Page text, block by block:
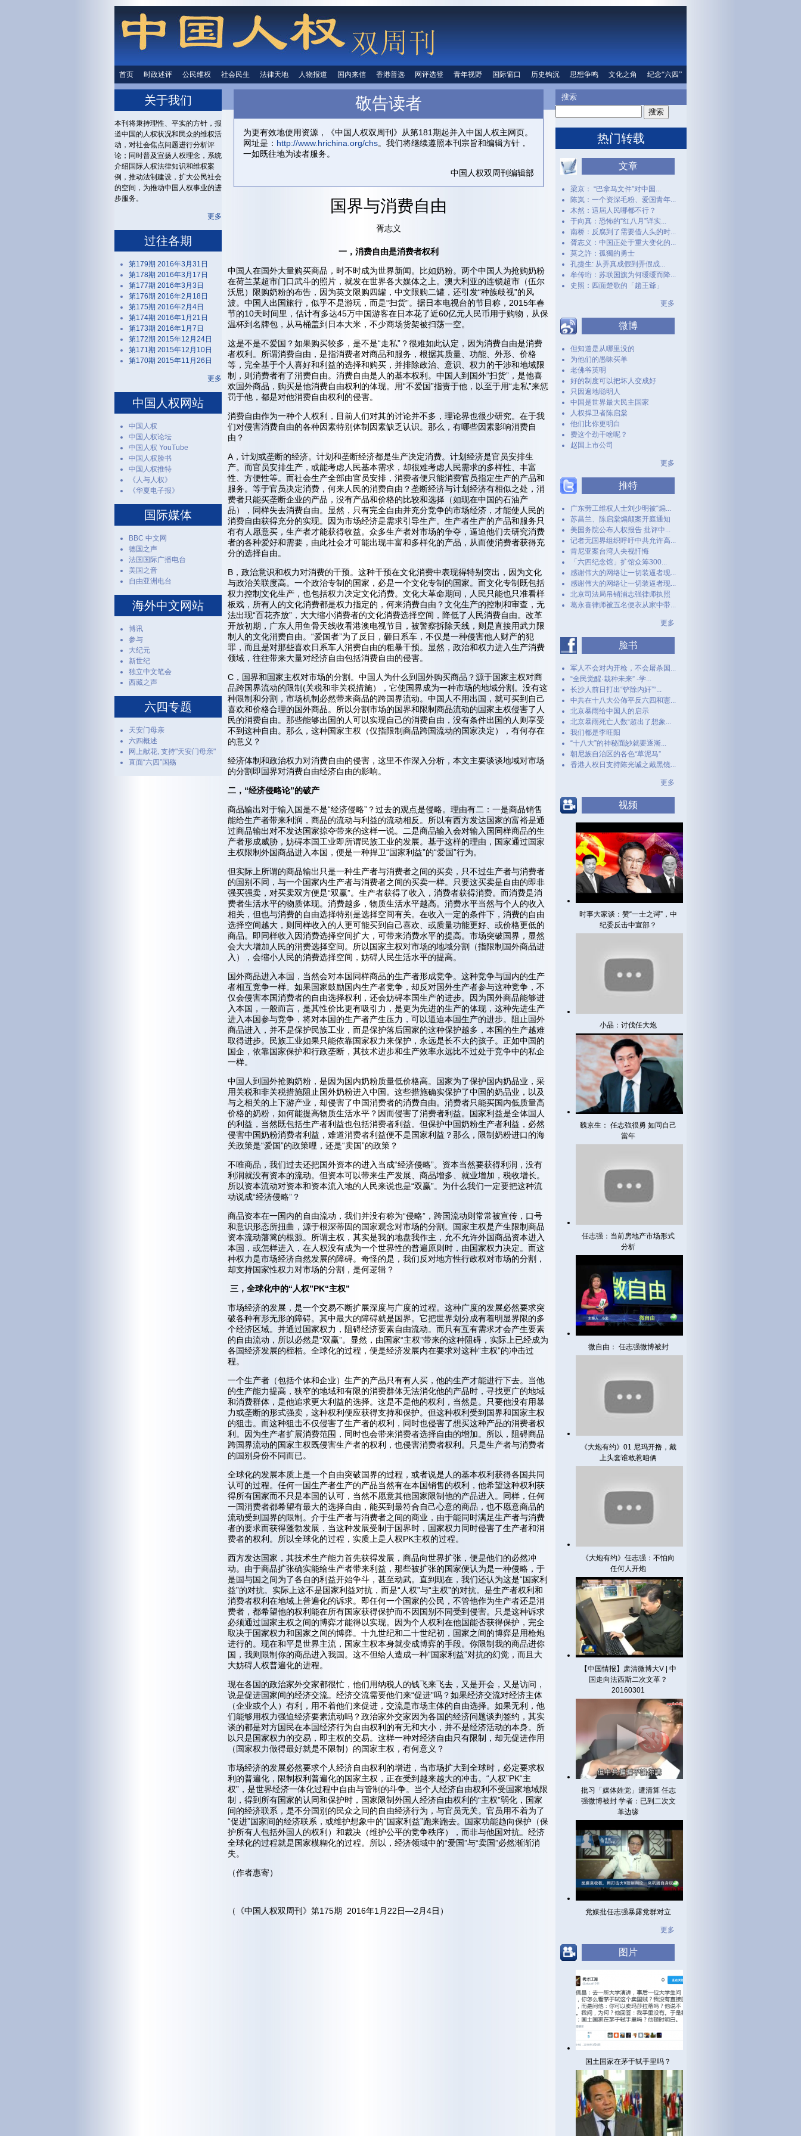
首页 时政述评 公民维权 社会民生 法律天地 人物报道 国内来信 香港普选 网评选登 青年视野 国际窗口 历史钩沉 思想争鸣 文化之角 纪念“六四”
敬告读者
为更有效地使用资源，《中国人权双周刊》从第181期起并入中国人权主网页。
网址是： http://www.hrichina.org/chs。我们将继续遵照本刊宗旨和编辑方针，
一如既往地为读者服务。
中国人权双周刊编辑部
国界与消费自由
胥志义
一，消费自由是消费者权利
中国人在国外大量购买商品，时不时成为世界新闻。比如奶粉。两个中国人为抢购奶粉
在荷兰某超市门口武斗的照片，就发在世界各大媒体之上。澳大利亚的连锁超市（伍尔
沃思）限购奶粉的布告，因为英文限购四罐，中文限购二罐，还引发“种族歧视”的风
波。中国人出国旅行，似乎不是游玩，而是“扫货”。据日本电视台的节目称，2015年春
节的10天时间里，估计有多达45万中国游客在日本花了近60亿元人民币用于购物，从保
温杯到名牌包，从马桶盖到日本大米，不少商场货架被扫荡一空。
这是不是不爱国？如果购买较多，是不是“走私”？很难如此认定，因为消费自由是消费
者权利。所谓消费自由，是指消费者对商品和服务，根据其质量、功能、外形、价格
等，完全基于个人喜好和利益的选择和购买，并排除政治、意识、权力的干涉和地域限
制，则消费者有了消费自由。消费自由是人的基本权利。中国人到国外“扫货”，是他喜
欢国外商品，购买是他消费自由权利的体现。用“不爱国”指责于他，以至于用“走私”来惩
罚于他，都是对他消费自由权利的侵害。
消费自由作为一种个人权利，目前人们对其的讨论并不多，理论界也很少研究。在于我
们对侵害消费自由的各种因素特别体制因素缺乏认识。那么，有哪些因素影响消费自
由？
A，计划或垄断的经济。计划和垄断经济都是生产决定消费。计划经济是官员安排生
产。而官员安排生产，或能考虑人民基本需求，却很难考虑人民需求的多样性、丰富
性、方便性等。而社会生产全部由官员安排，消费者便只能消费官员指定生产的产品和
服务。等于官员决定消费，何来人民的消费自由？垄断经济与计划经济有相似之处，消
费者只能买垄断企业的产品，没有产品和价格的比较和选择（如现在中国的石油产
品），同样失去消费自由。显然，只有完全自由并充分竞争的市场经济，才能使人民的
消费自由获得充分的实现。因为市场经济是需求引导生产。生产者生产的产品和服务只
有有人愿意买，生产者才能获得收益。众多生产者对市场的争夺，逼迫他们去研究消费
者的各种爱好和需要，由此社会才可能出现丰富和多样化的产品，从而使消费者获得充
分的选择自由。
B，政治意识和权力对消费的干预。这种干预在文化消费中表现得特别突出，因为文化
与政治关联度高。一个政治专制的国家，必是一个文化专制的国家。而文化专制既包括
权力控制文化生产，也包括权力决定文化消费。文化大革命期间，人民只能也只准看样
板戏，所有人的文化消费都是权力指定的，何来消费自由？文化生产的控制和审查，无
法出现“百花齐放”，大大缩小消费者的文化消费选择空间，降低了人民消费自由。改革
开放初期，广东人用鱼骨天线收看港澳电视节目，被警察拆除天线，则是直接用武力限
制人的文化消费自由。“爱国者”为了反日，砸日系车，不仅是一种侵害他人财产的犯
罪，而且是对那些喜欢日系车人消费自由的粗暴干预。显然，政治和权力进入生产消费
领域，往往带来大量对经济自由包括消费自由的侵害。
C，国界和国家主权对市场的分割。中国人为什么到国外购买商品？源于国家主权对商
品跨国界流动的限制(关税和非关税措施），它使国界成为一种市场的地域分割。没有这
种限制和分割，市场机制必然带来商品的跨国界流动。中国人不用出国，就可买到自己
喜欢和价格合理的国外商品。所以分割市场的国界和限制商品流动的国家主权侵害了人
民的消费自由。那些能够出国的人可以实现自己的消费自由，没有条件出国的人则享受
不到这种自由。那么，这种国家主权（仅指限制商品跨国流动的国家决定），有何存在
的意义？
经济体制和政治权力对消费自由的侵害，这里不作深入分析，本文主要谈谈地域对市场
的分割即国界对消费自由经济自由的影响。
二，“经济侵略论”的破产
商品输出对于输入国是不是“经济侵略”？过去的观点是侵略。理由有二：一是商品销售
能给生产者带来利润，商品的流动与利益的流动相反。所以有西方发达国家的富裕是通
过商品输出对不发达国家掠夺带来的这样一说。二是商品输入会对输入国同样商品的生
产者形成威胁，妨碍本国工业即所谓民族工业的发展。基于这样的理由，国家通过国家
主权限制外国商品进入本国，便是一种捍卫“国家利益”的“爱国”行为。
但实际上所谓的商品输出只是一种生产者与消费者之间的买卖，只不过生产者与消费者
的国别不同，与一个国家内生产者与消费者之间的买卖一样。只要这买卖是自由的即非
强买强卖，对买卖双方便是“双赢”。生产者获得了收入，消费者获得消费。而消费是消
费者生活水平的物质体现。消费越多，物质生活水平越高。消费水平当然与个人的收入
相关，但也与消费的自由选择特别是选择空间有关。在收入一定的条件下，消费的自由
选择空间越大，则同样收入的人更可能买到自己喜欢、或质量功能更好、或价格更低的
商品。即同样收入因消费选择空间扩大，可带来消费水平的提高。市场突破国界，显然
会大大增加人民的消费选择空间。所以国家主权对市场的地域分割（指限制国外商品进
入），会缩小人民的消费选择空间，妨碍人民生活水平的提高。
国外商品进入本国，当然会对本国同样商品的生产者形成竞争。这种竞争与国内的生产
者相互竞争一样。如果国家鼓励国内生产者竞争，却反对国外生产者参与这种竞争，不
仅会侵害本国消费者的自由选择权利，还会妨碍本国生产的进步。因为国外商品能够进
入本国，一般而言，是其性价比更有吸引力，是更为先进的生产的体现，这种先进生产
进入本国参与竞争，将对本国的生产者产生压力，可以逼迫本国生产的进步。阻止国外
商品进入，并不是保护民族工业，而是保护落后国家的这种保护越多，本国的生产越难
取得进步。民族工业如果只能依靠国家权力来保护，永远是长不大的孩子。正如中国的
国企，依靠国家保护和行政垄断，其技术进步和生产效率永远比不过处于竞争中的私企
一样。
中国人到国外抢购奶粉，是因为国内奶粉质量低价格高。国家为了保护国内奶品业，采
用关税和非关税措施阻止国外奶粉进入中国。这些措施确实保护了中国的奶品业，以及
与之相关的上下游产业，却侵害了中国消费者的消费自由。消费者只能买国内低质量高
价格的奶粉，如何能提高物质生活水平？因而侵害了消费者利益。国家利益是全体国人
的利益，当然既包括生产者利益也包括消费者利益。但保护中国奶粉生产者利益，必然
侵害中国奶粉消费者利益，难道消费者利益便不是国家利益？那么，限制奶粉进口的海
关政策是“爱国”的政策哩，还是“卖国”的政策？
不唯商品，我们过去还把国外资本的进入当成“经济侵略”。资本当然要获得利润，没有
利润就没有资本的流动。但资本可以带来生产发展、商品增多、就业增加，税收增长。
所以资本流动对资本和资本流入地的人民来说也是“双赢”。为什么我们一定要把这种流
动说成“经济侵略”？
商品资本在一国内的自由流动，我们并没有称为“侵略”，跨国流动则常常被宣传，口号
和意识形态所扭曲，源于根深蒂固的国家观念对市场的分割。国家主权是产生限制商品
资本流动藩篱的根源。所谓主权，其实是我的地盘我作主，允不允许外国商品资本进入
本国，或怎样进入，在人权没有成为一个世界性的普遍原则时，由国家权力决定。而这
种权力是市场经济自然发展的障碍。奇怪的是，我们反对地方性行政权对市场的分割，
却支持国家性权力对市场的分割，是何逻辑？
三，全球化中的“人权”PK“主权”
市场经济的发展，是一个交易不断扩展深度与广度的过程。这种广度的发展必然要求突
破各种有形无形的障碍。其中最大的障碍就是国界。它把世界划分成有着明显界限的多
个经济区域。并通过国家权力，阻碍经济要素自由流动。而只有互有需求才会产生要素
的自由流动，所以必然是“双赢”。显然，由国家“主权”带来的这种阻碍，实际上已经成为
各国经济发展的桎梏。全球化的过程，便是经济发展内在要求对这种“主权”的冲击过
程。
一个生产者（包括个体和企业）生产的产品只有有人买，他的生产才能进行下去。当他
的生产能力提高，狭窄的地域和有限的消费群体无法消化他的产品时，寻找更广的地域
和消费群体，是他追求更大利益的选择。这是不是他的权利，当然是。只要他没有用暴
力或垄断的形式强卖，这种权利便应获得支持和保护。但这种权利受到国界和国家主权
的狙击。而这种狙击不仅侵害了生产者的权利，同时也侵害了想买这种产品的消费者权
利。因为生产者扩展消费范围，同时也会带来消费者选择自由的增加。所以，阻碍商品
跨国界流动的国家主权既侵害生产者的权利，也侵害消费者权利。只是生产者与消费者
的国别身份不同而已。
全球化的发展本质上是一个自由突破国界的过程，或者说是人的基本权利获得各国共同
认可的过程。任何一国生产者生产的产品当然有在本国销售的权利，他希望这种权利获
得所有国家而不只是本国的认可，当然不愿意其他国家限制他的产品进入。同样，任何
一国消费者都希望有最大的选择自由，能买到最符合自己心意的商品，也不愿意商品的
流动受到国界的限制。介于生产者与消费者之间的商业，由于能同时满足生产者与消费
者的要求而获得蓬勃发展，当这种发展受制于国界时，国家权力同时侵害了生产者和消
费者的权利。所以全球化的过程，实质上是人权PK主权的过程。
西方发达国家，其技术生产能力首先获得发展，商品向世界扩张，便是他们的必然冲
动。由于商品扩张确实能给生产者带来利益，那些被扩张的国家便认为是一种侵略，于
是国与国之间为了各自的利益开始争斗，甚至动武。直到现在，我们还认为这是“国家利
益”的对抗。实际上这不是国家利益对抗，而是“人权”与“主权”的对抗。是生产者权利和
消费者权利在地域上普遍化的诉求。即任何一个国家的公民，不管他作为生产者还是消
费者，都希望他的权利能在所有国家获得保护而不因国别不同受到侵害。只是这种诉求
必须通过国家主权之间的博弈才能得以实现。因为个人权利在他国能否获得保护，完全
取决于国家权力和国家之间的博弈。十九世纪和二十世纪初，国家之间的博弈是用枪炮
进行的。现在和平是世界主流，国家主权本身就变成博弈的手段。你限制我的商品进你
国，我则限制你的商品进入我国。这不但给人造成一种“国家利益”对抗的幻觉，而且大
大妨碍人权普遍化的进程。
现在各国的政治家外交家都很忙，他们用纳税人的钱飞来飞去，又是开会，又是访问，
说是促进国家间的经济交流。经济交流需要他们来“促进”吗？如果经济交流对经济主体
（企业或个人）有利，用不着他们来促进，交流是市场主体的自由选择。如果无利，他
们能够用权力强迫经济要素流动吗？政治家外交家因为各国的经济问题谈判签约，其实
谈的都是对方国民在本国经济行为自由权利的有无和大小，并不是经济活动的本身。所
以只是国家权力的交易，即主权的交易。这样一种对经济自由只有限制，却无促进作用
（国家权力做得最好就是不限制）的国家主权，有何意义？
市场经济的发展必然要求个人经济自由权利的增进，当市场扩大到全球时，必定要求权
利的普遍化，限制权利普遍化的国家主权，正在受到越来越大的冲击。“人权”PK“主
权”，是世界经济一体化过程中自由与管制的斗争。当个人经济自由权利不受国家地域限
制，得到所有国家的认同和保护时，国家限制外国人经济自由权利的“主权”弱化，国家
间的经济联系，是不分国别的民众之间的自由经济行为，与官员无关。官员用不着为了
“促进”国家间的经济联系，或维护想象中的“国家利益”跑来跑去。国家功能趋向保护（保
护所有人包括外国人的权利）和裁决（维护公平的竞争秩序），而非与他国对抗。经济
全球化的过程就是国家模糊化的过程。所以，经济领域中的“爱国”与“卖国”必然渐渐消
失。
（作者惠寄）
（《中国人权双周刊》第175期 2016年1月22日—2月4日）
关于我们
本刊将秉持理性、平实的方针，报
道中国的人权状况和民众的维权活
动，对社会焦点问题进行分析评
论；同时普及宣扬人权理念，系统
介绍国际人权法律知识和维权案
例，推动法制建设，扩大公民社会
的空间，为推动中国人权事业的进
步服务。
更多
过往各期
第179期 2016年3月31日
第178期 2016年3月17日
第177期 2016年3月3日
第176期 2016年2月18日
第175期 2016年2月4日
第174期 2016年1月21日
第173期 2016年1月7日
第172期 2015年12月24日
第171期 2015年12月10日
第170期 2015年11月26日
更多
中国人权网站
中国人权
中国人权论坛
中国人权 YouTube
中国人权脸书
中国人权推特
《人与人权》
《华夏电子报》
国际媒体
BBC 中文网
德国之声
法国国际广播电台
美国之音
自由亚洲电台
海外中文网站
博讯
参与
大纪元
新世纪
独立中文笔会
西藏之声
六四专题
天安门母亲
六四概述
网上献花, 支持"天安门母亲"
直面“六四”国殇
搜索
热门转载
文章
梁京： “巴拿马文件”对中国...
陈岚：一个资深毛粉、爱国青年...
木然：這屆人民哪都不行？
于向真：恐怖的“红八月”详实...
南桥：反腐到了需要借人头的时...
胥志义：中国正处于重大变化的...
莫之許：孤獨的勇士
孔捷生: 从弄真成假到弄假成...
牟传珩：苏联国旗为何缓缓而降...
史照：四面楚歌的「趙王爺」
更多
微博
但知道是从哪里没的
为他们的愚昧买单
老佛爷英明
好的制度可以把坏人变成好
只因遍地聪明人
中国是世界最大民主国家
人权捍卫者陈启棠
他们比你更明白
费这个劲干啥呢？
赵国上市公司
更多
推特
广东劳工维权人士刘少明被“煽...
苏昌兰、陈启棠煽颠案开庭通知
美国务院公布人权报告 批评中...
记者无国界组织呼吁中共允许高...
肯尼亚案台湾人央视忏悔
「六四纪念馆」扩馆众筹300...
感谢伟大的网络让一切装逼者现...
感谢伟大的网络让一切装逼者现...
北京司法局吊销浦志强律师执照
葛永喜律师被五名便衣从家中带...
更多
脸书
军人不会对内开枪，不会屠杀国...
“全民觉醒·栽种未来” -学...
长沙人前日打出“铲除内奸”“...
中共在十八大公佈平反六四和憲...
北京暴雨给中国人的启示
北京暴雨死亡人数“超出了想象...
我们都是李旺阳
“十八大”的神秘面紗就要逐漸...
朝尼族自治区的各色“草泥马”
香港人权日支持陈光诚之戴黑镜...
更多
视频
时事大家谈：赞“一士之谔”，中
纪委反击中宣部？
小品：讨伐任大炮
魏京生： 任志強很勇 如同自己
當年
任志强：当前房地产市场形式
分析
微自由： 任志强微博被封
《大炮有约》01 尼玛开撸，戴
上头套谁敢惹咱俩
《大炮有约》任志强：不怕向
任何人开炮
【中国情报】肃清微博大V | 中
国走向法西斯二次文革？
20160301
批习「媒体姓党」遭清算 任志
强微博被封 学者：已到二次文
革边缘
党媒批任志强暴露党群对立
更多
图片
国土国家在茅于轼手里吗？
时政述评 公民维权 社会民生 法律天地 人物报道 国内来信 香港普选 网评选登 青年视野 国际窗口 文化之角 纪念“六四” 人权信息
首页 关于我们 投稿信箱